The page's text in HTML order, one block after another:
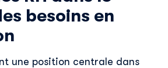
besoins en
une position centrale dans